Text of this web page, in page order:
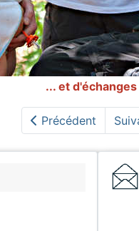
... et d'échanges
Précédent